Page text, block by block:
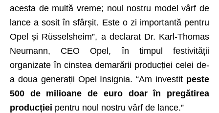
acesta de multă vreme; noul nostru model vârf de
lance a sosit în sfârșit. Este o zi importantă pentru
Opel și Rüsselsheim”, a declarat Dr. Karl-Thomas
Neumann, CEO Opel, în timpul festivității
organizate în cinstea demarării producției celei de-
a doua generații Opel Insignia. “Am investit peste
500 de milioane de euro doar în pregătirea
producției pentru noul nostru vârf de lance.”